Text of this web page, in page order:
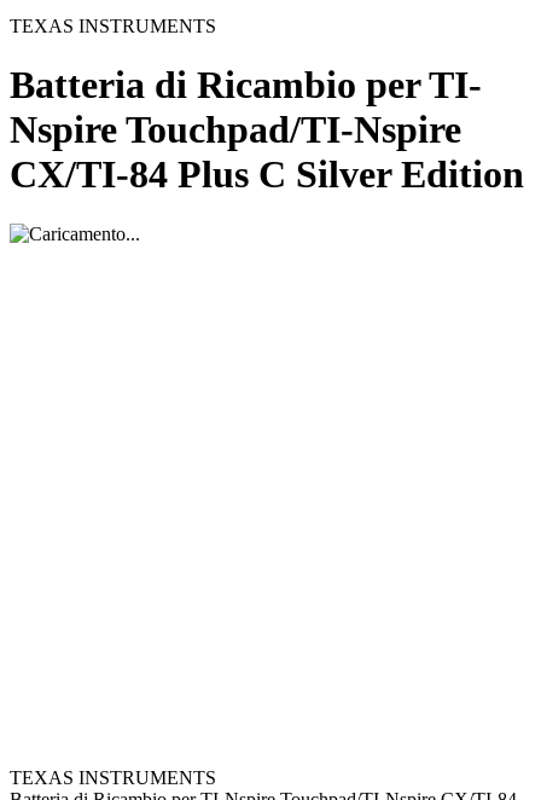
TEXAS INSTRUMENTS
Batteria di Ricambio per TI-
Nspire Touchpad/TI-Nspire
CX/TI-84 Plus C Silver Edition
TEXAS INSTRUMENTS